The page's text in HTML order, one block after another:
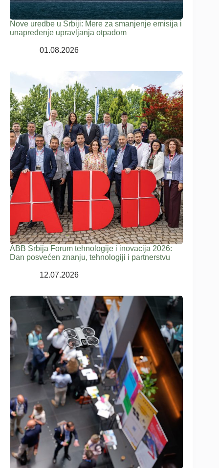
Nove uredbe u Srbiji: Mere za smanjenje emisija i
unapređenje upravljanja otpadom
01.08.2026
ABB Srbija Forum tehnologije i inovacija 2026:
Dan posvećen znanju, tehnologiji i partnerstvu
12.07.2026